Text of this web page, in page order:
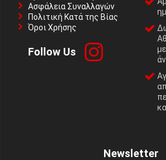
Ασφάλεια Συναλλαγών
Πολιτική Κατά της Βίας
Όροι Χρήσης
Follow Us
Newsletter